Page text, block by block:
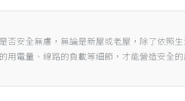
否安全無慮，無論是新屋或老屋，除了依照
用電量、線路的負載等細節，才能營造安全的